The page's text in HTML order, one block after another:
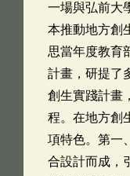
一場與弘前大
本推動地方創
思當年度教育
計畫，研提了
創生實踐計畫
程。在地方創
項特色。第一
合設計而成，